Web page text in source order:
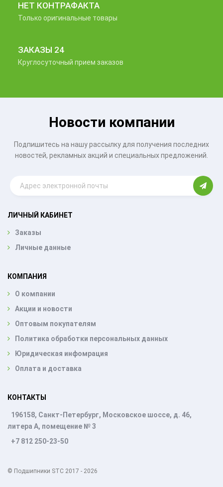
НЕТ КОНТРАФАКТА
Только оригинальные товары
ЗАКАЗЫ 24
Круглосуточный прием заказов
Новости компании
Подпишитесь на нашу рассылку для получения последних
новостей, рекламных акций и специальных предложений.
ЛИЧНЫЙ КАБИНЕТ
Заказы
Личные данные
КОМПАНИЯ
О компании
Акции и новости
Оптовым покупателям
Политика обработки персональных данных
Юридическая инфомрация
Оплата и доставка
КОНТАКТЫ
196158, Санкт-Петербург, Московское шоссе, д. 46,
литера А, помещение № 3
+7 812 250-23-50
© Подшипники STC 2017 - 2026